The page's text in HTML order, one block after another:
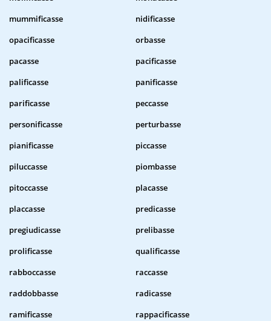
mummificasse
nidificasse
opacificasse
orbasse
pacasse
pacificasse
palificasse
panificasse
parificasse
peccasse
personificasse
perturbasse
pianificasse
piccasse
piluccasse
piombasse
pitoccasse
placasse
placcasse
predicasse
pregiudicasse
prelibasse
prolificasse
qualificasse
rabboccasse
raccasse
raddobbasse
radicasse
ramificasse
rappacificasse